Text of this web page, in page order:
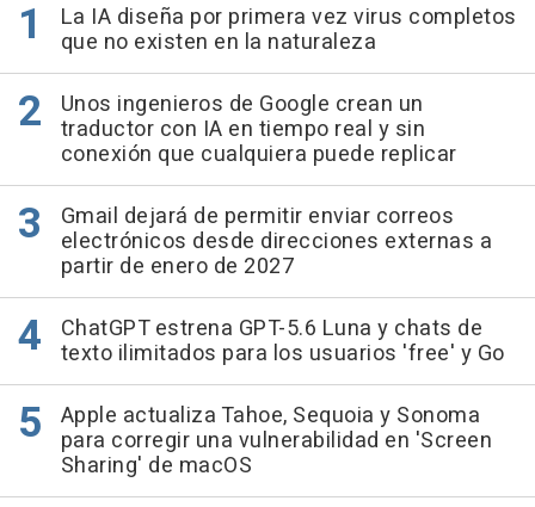
La IA diseña por primera vez virus completos
que no existen en la naturaleza
Unos ingenieros de Google crean un
traductor con IA en tiempo real y sin
conexión que cualquiera puede replicar
Gmail dejará de permitir enviar correos
electrónicos desde direcciones externas a
partir de enero de 2027
ChatGPT estrena GPT-5.6 Luna y chats de
texto ilimitados para los usuarios 'free' y Go
Apple actualiza Tahoe, Sequoia y Sonoma
para corregir una vulnerabilidad en 'Screen
Sharing' de macOS